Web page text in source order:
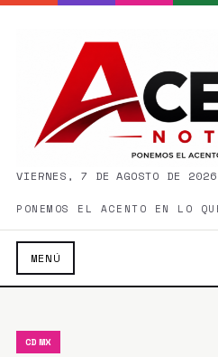
VIERNES, 7 DE AGOSTO DE 2026
PONEMOS EL ACENTO EN LO
MENÚ
CDMX